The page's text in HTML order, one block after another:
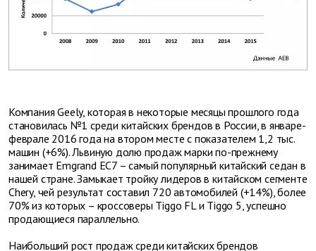
Компания Geely, которая в некоторые месяцы прошлого года
становилась №1 среди китайских брендов в России, в январе-
феврале 2016 года на втором месте с показателем 1,2 тыс.
машин (+6%). Львиную долю продаж марки по-прежнему
занимает Emgrand EC7 – самый популярный китайский седан в
нашей стране. Замыкает тройку лидеров в китайском сегменте
Chery, чей результат составил 720 автомобилей (+14%), более
70% из которых – кроссоверы Tiggo FL и Tiggo 5, успешно
продающиеся параллельно.
Наибольший рост продаж среди китайских брендов